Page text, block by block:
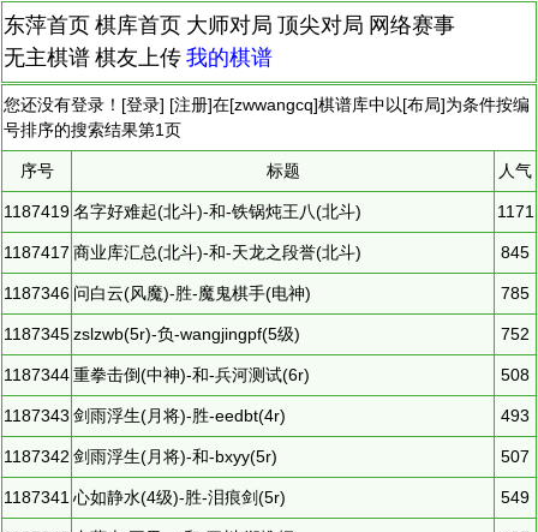
东萍首页 棋库首页 大师对局 顶尖对局 网络赛事
无主棋谱 棋友上传 我的棋谱
您还没有登录！[登录] [注册]在[zwwangcq]棋谱库中以[布局]为条件按编
号排序的搜索结果第1页
序号 标题 人气
1187419名字好难起(北斗)-和-铁锅炖王八(北斗) 1171
1187417 商业库汇总(北斗)-和-天龙之段誉(北斗) 845
1187346 问白云(风魔)-胜-魔鬼棋手(电神) 785
1187345zslzwb(5r)-负-wangjingpf(5级) 752
1187344重拳击倒(中神)-和-兵河测试(6r) 508
1187343 剑雨浮生(月将)-胜-eedbt(4r) 493
1187342 剑雨浮生(月将)-和-bxyy(5r) 507
1187341 心如静水(4级)-胜-泪痕剑(5r) 549